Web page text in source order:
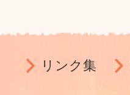
リンク集